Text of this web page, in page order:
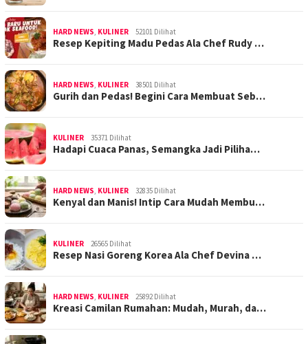
HARD NEWS, KULINER 52101 Dilihat
Resep Kepiting Madu Pedas Ala Chef Rudy …
HARD NEWS, KULINER 38501 Dilihat
Gurih dan Pedas! Begini Cara Membuat Seb…
KULINER 35371 Dilihat
Hadapi Cuaca Panas, Semangka Jadi Piliha…
HARD NEWS, KULINER 32835 Dilihat
Kenyal dan Manis! Intip Cara Mudah Membu…
KULINER 26565 Dilihat
Resep Nasi Goreng Korea Ala Chef Devina …
HARD NEWS, KULINER 25892 Dilihat
Kreasi Camilan Rumahan: Mudah, Murah, da…